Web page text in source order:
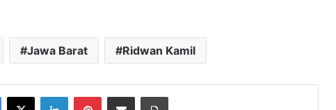
Jawa Barat Ridwan Kamil
Facebook
X LinkedInPinterestShare via Email Print